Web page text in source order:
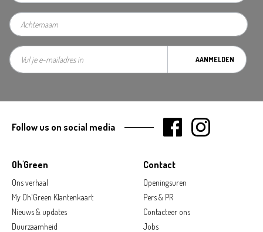
AANMELDEN
Oh'Green
Ons verhaal
My Oh'Green Klantenkaart
Nieuws & updates
Duurzaamheid
Contact
Openingsuren
Pers & PR
Contacteer ons
Jobs
Follow us on social media